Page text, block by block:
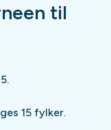
til
15 fylker.